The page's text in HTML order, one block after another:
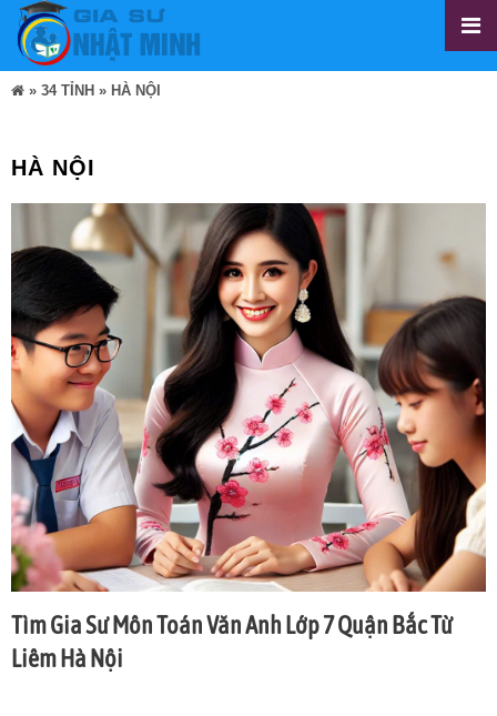
» 34 TỈNH » HÀ NỘI
HÀ NỘI
Tìm Gia Sư Môn Toán Văn Anh Lớp 7 Quận Bắc Từ
Liêm Hà Nội